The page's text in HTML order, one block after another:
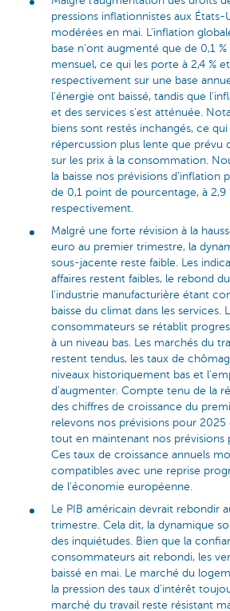
pressions inflationnistes aux États-
modérées en mai. L'inflation
base n'ont augmenté que de 0,1
mensuel, ce qui les porte à 2,4 %
respectivement sur une base
l'énergie ont baissé, tandis que
et des services s'est atténuée.
biens sont restés inchangés, ce
répercussion plus lente que prévu
sur les prix à la consommation.
la baisse nos prévisions d'inflation
de 0,1 point de pourcentage, à 2,9
respectivement.
Malgré une forte révision à la
euro au premier trimestre, la
sous-jacente reste faible. Les
affaires restent faibles, le rebond
l'industrie manufacturière étant
baisse du climat dans les services.
consommateurs se rétablit
à un niveau bas. Les marchés du
restent tendus, les taux de
niveaux historiquement bas et
d'augmenter. Compte tenu de la
des chiffres de croissance du
relevons nos prévisions pour 2025
tout en maintenant nos prévisions
Ces taux de croissance annuels
compatibles avec une reprise
de l'économie européenne.
Le PIB américain devrait rebondir
trimestre. Cela dit, la dynamique
des inquiétudes. Bien que la
consommateurs ait rebondi, les
baissé en mai. Le marché du
la pression des taux d'intérêt
marché du travail reste résistant